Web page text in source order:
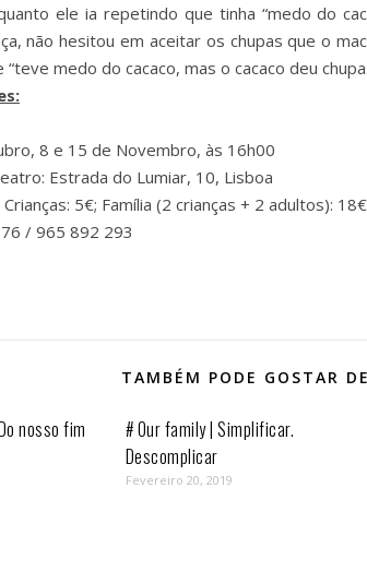
ele ia repetindo que tinha “medo do
não hesitou em aceitar os chupas que o
medo do cacaco, mas o cacaco deu
8 e 15 de Novembro, às 16h00
Estrada do Lumiar, 10, Lisboa
5€; Família (2 crianças + 2 adultos): 18€
/ 965 892 293
TAMBÉM PODE GOSTAR
nosso fim
# Our family | Simplificar.
Descomplicar
Fevereiro 20, 2019